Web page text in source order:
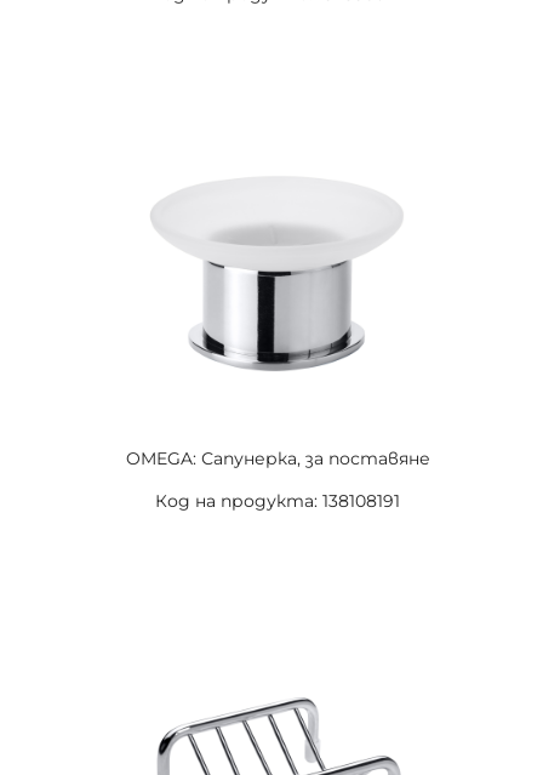
OMEGA: Сапунерка, за поставяне
Код на продукта: 138108191